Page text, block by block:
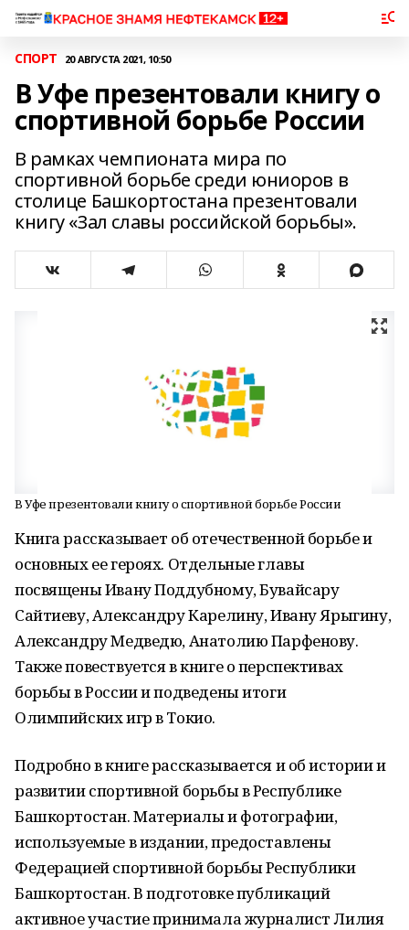
СПОРТ 20 АВГУСТА 2021, 10:50
В Уфе презентовали книгу о
спортивной борьбе России
В рамках чемпионата мира по
спортивной борьбе среди юниоров в
столице Башкортостана презентовали
книгу «Зал славы российской борьбы».
В Уфе презентовали книгу о спортивной борьбе России
Книга рассказывает об отечественной борьбе и
основных ее героях. Отдельные главы
посвящены Ивану Поддубному, Бувайсару
Сайтиеву, Александру Карелину, Ивану Ярыгину,
Александру Медведю, Анатолию Парфенову.
Также повествуется в книге о перспективах
борьбы в России и подведены итоги
Олимпийских игр в Токио.
Подробно в книге рассказывается и об истории и
развитии спортивной борьбы в Республике
Башкортостан. Материалы и фотографии,
используемые в издании, предоставлены
Федерацией спортивной борьбы Республики
Башкортостан. В подготовке публикаций
активное участие принимала журналист Лилия